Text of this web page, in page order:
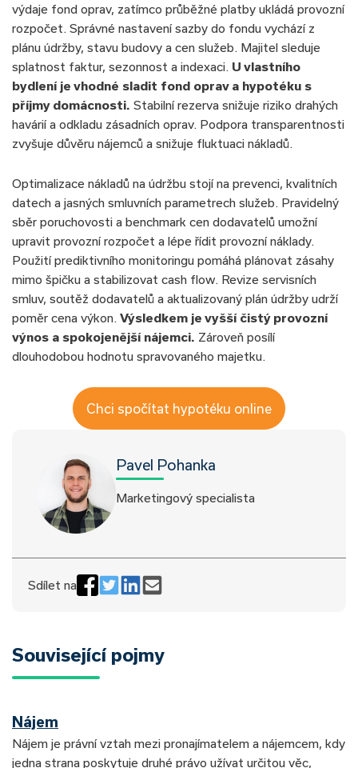
výdaje fond oprav, zatímco průběžné platby ukládá provozní
rozpočet. Správné nastavení sazby do fondu vychází z
plánu údržby, stavu budovy a cen služeb. Majitel sleduje
splatnost faktur, sezonnost a indexaci. U vlastního
bydlení je vhodné sladit fond oprav a hypotéku s
příjmy domácnosti. Stabilní rezerva snižuje riziko drahých
havárií a odkladu zásadních oprav. Podpora transparentnosti
zvyšuje důvěru nájemců a snižuje fluktuaci nákladů.
Optimalizace nákladů na údržbu stojí na prevenci, kvalitních
datech a jasných smluvních parametrech služeb. Pravidelný
sběr poruchovosti a benchmark cen dodavatelů umožní
upravit provozní rozpočet a lépe řídit provozní náklady.
Použití prediktivního monitoringu pomáhá plánovat zásahy
mimo špičku a stabilizovat cash flow. Revize servisních
smluv, soutěž dodavatelů a aktualizovaný plán údržby udrží
poměr cena výkon. Výsledkem je vyšší čistý provozní
výnos a spokojenější nájemci. Zároveň posílí
dlouhodobou hodnotu spravovaného majetku.
Chci spočítat hypotéku online
Pavel Pohanka
Marketingový specialista
Sdílet na
Související pojmy
Nájem
Nájem je právní vztah mezi pronajímatelem a nájemcem, kdy
jedna strana poskytuje druhé právo užívat určitou věc,